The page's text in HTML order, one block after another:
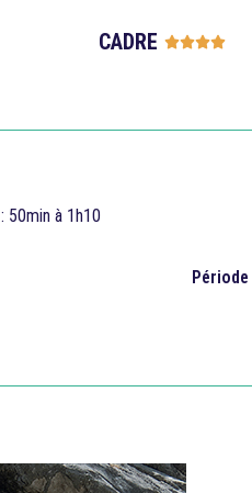
CADRE 
: 50min à 1h10
Période